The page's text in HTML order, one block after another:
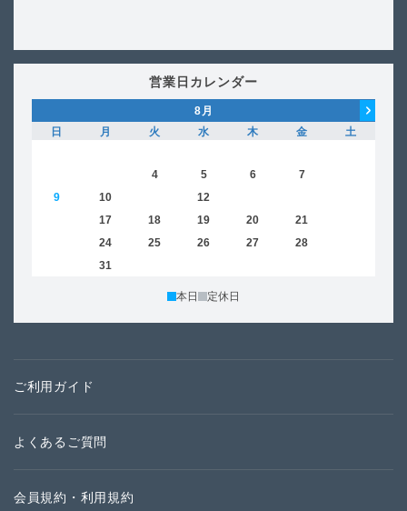
営業日カレンダー
8月
日
月 火 水 木 金
土
4 5 6 7
9
10 12
17 18 19 20 21
24 25 26 27 28
31
本日 定休日
ご利用ガイド
よくあるご質問
会員規約・利用規約